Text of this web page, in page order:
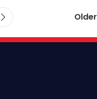
Older